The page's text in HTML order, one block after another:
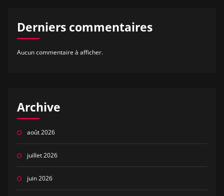
Derniers commentaires
Aucun commentaire à afficher.
Archive
août 2026
juillet 2026
juin 2026